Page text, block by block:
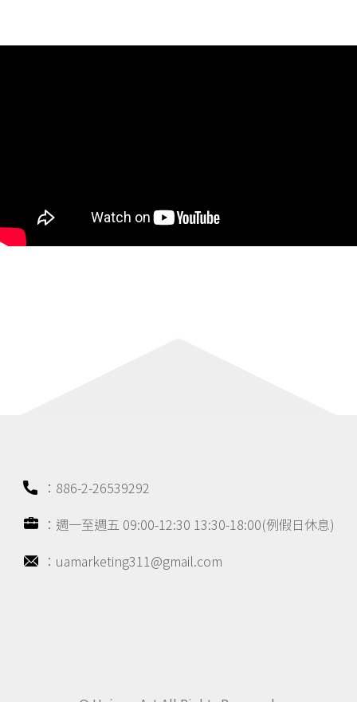
：886-2-26539292
：週一至週五 09:00-12:30 13:30-18:00(例假日休息)
：uamarketing311@gmail.com